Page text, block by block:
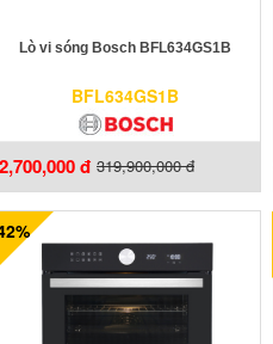
Lò vi sóng Bosch BFL634GS1B
BFL634GS1B
đ 319,900,000 đ